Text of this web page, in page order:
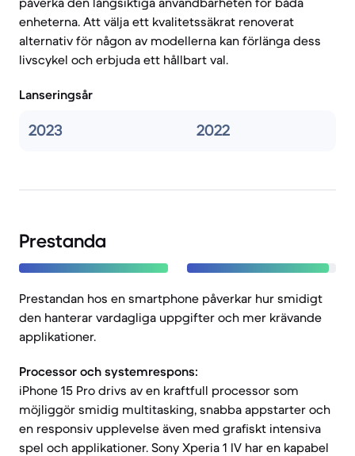
enheterna. Att välja ett kvalitetssäkrat renoverat
alternativ för någon av modellerna kan förlänga dess
livscykel och erbjuda ett hållbart val.
Lanseringsår
2023 2022
Prestanda
Prestandan hos en smartphone påverkar hur smidigt
den hanterar vardagliga uppgifter och mer krävande
applikationer.
Processor och systemrespons:
iPhone 15 Pro drivs av en kraftfull processor som
möjliggör smidig multitasking, snabba appstarter och
en responsiv upplevelse även med grafiskt intensiva
spel och applikationer. Sony Xperia 1 IV har en kapabel